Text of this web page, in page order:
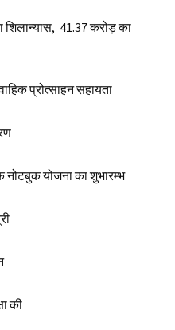
₹ 41.37 करोड़ का
प्रोत्साहन सहायता
नोटबुक योजना का शुभारम्भ
की